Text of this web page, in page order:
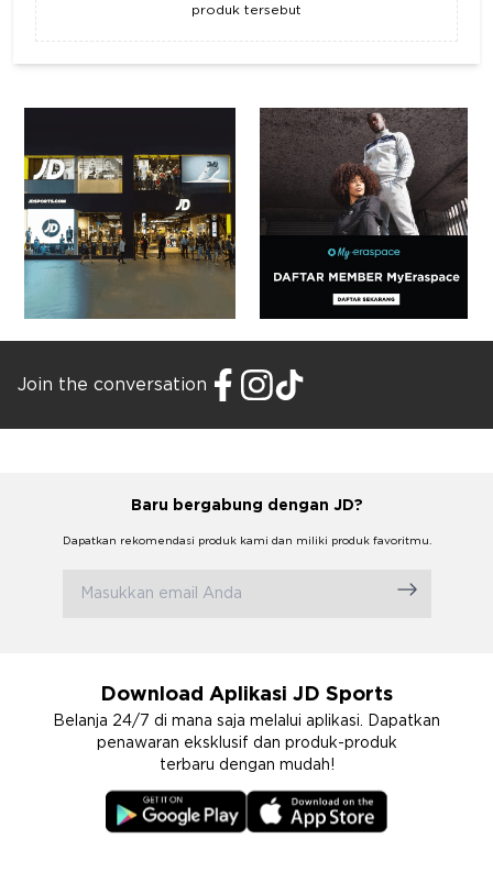
produk tersebut
Join the conversation
Baru bergabung dengan JD?
Dapatkan rekomendasi produk kami dan miliki produk favoritmu.
Download Aplikasi JD Sports
Belanja 24/7 di mana saja melalui aplikasi. Dapatkan
penawaran eksklusif dan produk-produk
terbaru dengan mudah!